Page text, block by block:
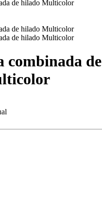
combinada de